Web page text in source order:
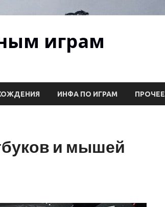
играм
ИНФА ПО ИГРАМ ПРОЧЕЕ
и мышей